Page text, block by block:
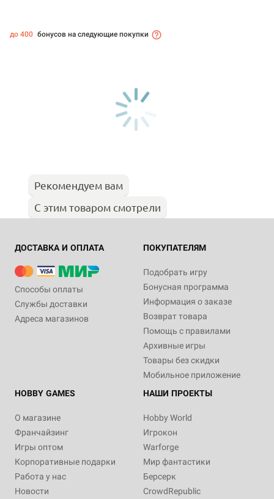
до 400 бонусов на следующие покупки
Рекомендуем вам
С этим товаром смотрели
ДОСТАВКА И ОПЛАТА
Способы оплаты
Службы доставки
Адреса магазинов
ПОКУПАТЕЛЯМ
Подобрать игру
Бонусная программа
Информация о заказе
Возврат товара
Помощь с правилами
Архивные игры
Товары без скидки
Мобильное приложение
HOBBY GAMES
О магазине
Франчайзинг
Игры оптом
Корпоративные подарки
Работа у нас
Новости
НАШИ ПРОЕКТЫ
Hobby World
Игрокон
Warforge
Мир фантастики
Берсерк
CrowdRepublic